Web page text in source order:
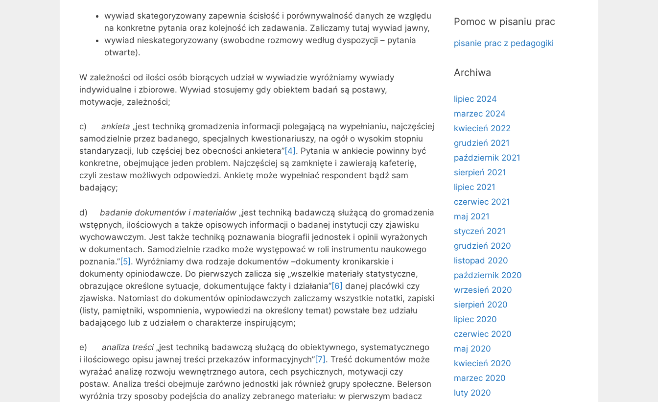
wywiad skategoryzowany zapewnia ścisłość i porównywalność danych ze względu
na konkretne pytania oraz kolejność ich zadawania. Zaliczamy tutaj wywiad jawny,
wywiad nieskategoryzowany (swobodne rozmowy według dyspozycji – pytania
otwarte).
W zależności od ilości osób biorących udział w wywiadzie wyróżniamy wywiady
indywidualne i zbiorowe. Wywiad stosujemy gdy obiektem badań są postawy,
motywacje, zależności;
c) ankieta „jest techniką gromadzenia informacji polegającą na wypełnianiu, najczęściej
samodzielnie przez badanego, specjalnych kwestionariuszy, na ogół o wysokim stopniu
standaryzacji, lub częściej bez obecności ankietera”[4] . Pytania w ankiecie powinny być
konkretne, obejmujące jeden problem. Najczęściej są zamknięte i zawierają kafeterię,
czyli zestaw możliwych odpowiedzi. Ankietę może wypełniać respondent bądź sam
badający;
d) badanie dokumentów i materiałów „jest techniką badawczą służącą do gromadzenia
wstępnych, ilościowych a także opisowych informacji o badanej instytucji czy zjawisku
wychowawczym. Jest także techniką poznawania biografii jednostek i opinii wyrażonych
w dokumentach. Samodzielnie rzadko może występować w roli instrumentu naukowego
poznania.”[5] . Wyróżniamy dwa rodzaje dokumentów –dokumenty kronikarskie i
dokumenty opiniodawcze. Do pierwszych zalicza się „wszelkie materiały statystyczne,
obrazujące określone sytuacje, dokumentujące fakty i działania”[6] danej placówki czy
zjawiska. Natomiast do dokumentów opiniodawczych zaliczamy wszystkie notatki, zapiski
(listy, pamiętniki, wspomnienia, wypowiedzi na określony temat) powstałe bez udziału
badającego lub z udziałem o charakterze inspirującym;
e) analiza treści „jest techniką badawczą służącą do obiektywnego, systematycznego
i ilościowego opisu jawnej treści przekazów informacyjnych”[7] . Treść dokumentów może
wyrażać analizę rozwoju wewnętrznego autora, cech psychicznych, motywacji czy
postaw. Analiza treści obejmuje zarówno jednostki jak również grupy społeczne. Belerson
wyróżnia trzy sposoby podejścia do analizy zebranego materiału: w pierwszym badacz
Pomoc w pisaniu prac
pisanie prac z pedagogiki
Archiwa
lipiec 2024
marzec 2024
kwiecień 2022
grudzień 2021
październik 2021
sierpień 2021
lipiec 2021
czerwiec 2021
maj 2021
styczeń 2021
grudzień 2020
listopad 2020
październik 2020
wrzesień 2020
sierpień 2020
lipiec 2020
czerwiec 2020
maj 2020
kwiecień 2020
marzec 2020
luty 2020